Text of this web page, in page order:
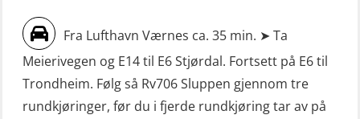
FF1200 (OSE1424)
Livbåtfører grunnkurs m/E-læring
FF1200 simulator (OSEBLE007)
Sikkerhetskurs for ansatte på
oppdrettsanlegg (LBS100)
Sjøfolk med særskilte sikringsplikter
(MBS1191)
Fra Lufthavn Værnes ca. 35 min. ➤ Ta
Meierivegen og E14 til E6 Stjørdal. Fortsett på E6 til
Trondheim. Følg så Rv706 Sluppen gjennom tre
rundkjøringer, før du i fjerde rundkjøring tar av på